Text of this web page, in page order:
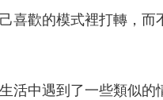
喜歡的模式裡打轉，而
活中遇到了一些類似的